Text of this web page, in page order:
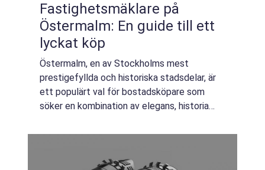
Fastighetsmäklare på
Östermalm: En guide till ett
lyckat köp
Östermalm, en av Stockholms mest
prestigefyllda och historiska stadsdelar, är
ett populärt val för bostadsköpare som
söker en kombination av elegans, historia
lummiga parker o...